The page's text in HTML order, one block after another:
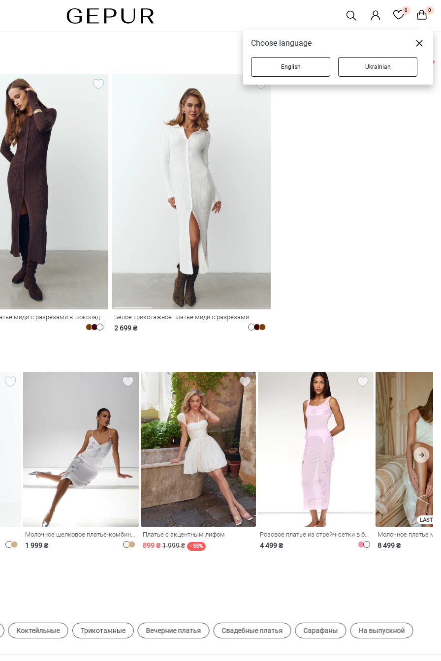
0 0
3 товаров
Трикотажное платье миди с разрезами в шоколадном оттенке Белое трикотажное платье миди с разрезами
2 699 ₴
1 999 ₴
Платье с акцентным лифом
899 ₴ 1 999 ₴ - 55% 4 499 ₴
LAST
8 499 ₴
Коктейльные Трикотажные Вечерние платья Свадебные платья Сарафаны На выпускной
Choose language
English Ukrainian